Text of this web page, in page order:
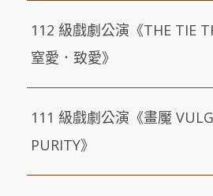
112 級戲劇公演《THE TIE
窒愛．致愛》
111 級戲劇公演《畫魘
PURITY》